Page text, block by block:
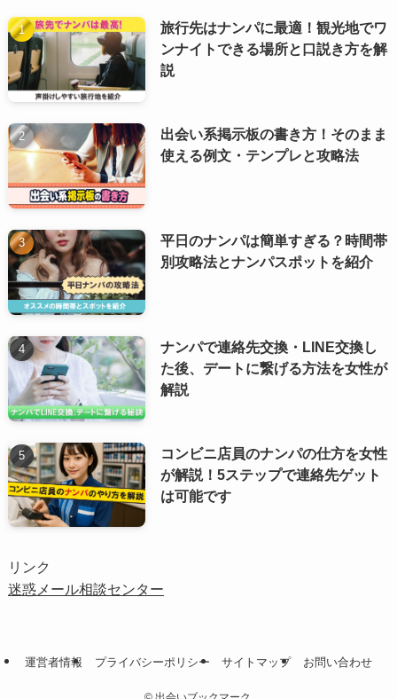
旅行先はナンパに最適！観光地でワ
ンナイトできる場所と口説き方を解
説
出会い系掲示板の書き方！そのまま
使える例文・テンプレと攻略法
平日のナンパは簡単すぎる？時間帯
別攻略法とナンパスポットを紹介
ナンパで連絡先交換・LINE交換し
た後、デートに繋げる方法を女性が
解説
コンビニ店員のナンパの仕方を女性
が解説！5ステップで連絡先ゲット
は可能です
リンク
迷惑メール相談センター
運営者情報 プライバシーポリシー サイトマップ お問い合わせ